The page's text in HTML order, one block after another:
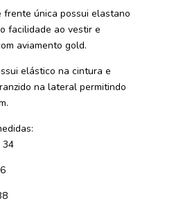
frente única possui elastano
facilidade ao vestir e
aviamento gold.
elástico na cintura e
na lateral permitindo
34